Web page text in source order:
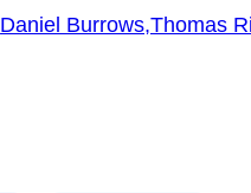
Daniel Burrows,Thomas